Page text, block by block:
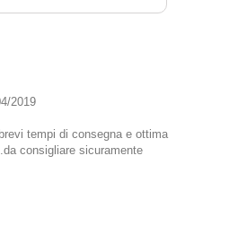
2019
tempi di consegna e ottima
consigliare sicuramente